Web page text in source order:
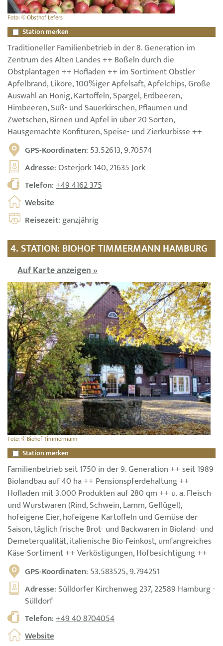
Foto: © Obsthof Lefers
Station merken
Traditioneller Familienbetrieb in der 8. Generation im
Zentrum des Alten Landes ++ Boßeln durch die
Obstplantagen ++ Hofladen ++ im Sortiment Obstler
Apfelbrand, Liköre, 100%iger Apfelsaft, Apfelchips, Große
Auswahl an Honig, Kartoffeln, Spargel, Erdbeeren,
Himbeeren, Süß- und Sauerkirschen, Pflaumen und
Zwetschen, Birnen und Äpfel in über 20 Sorten,
Hausgemachte Konfitüren, Speise- und Zierkürbisse ++
GPS-Koordinaten: 53.52613, 9.70574
Adresse: Osterjork 140, 21635 Jork
Telefon:+49 4162 375
Website
Reisezeit: ganzjährig
4. STATION: BIOHOF TIMMERMANN HAMBURG
Auf Karte anzeigen »
Foto: © Biohof Timmermann
Station merken
Familienbetrieb seit 1750 in der 9. Generation ++ seit 1989
Biolandbau auf 40 ha ++ Pensionspferdehaltung ++
Hofladen mit 3.000 Produkten auf 280 qm ++ u. a. Fleisch-
und Wurstwaren (Rind, Schwein, Lamm, Geflügel),
hofeigene Eier, hofeigene Kartoffeln und Gemüse der
Saison, täglich frische Brot- und Backwaren in Bioland- und
Demeterqualität, italienische Bio-Feinkost, umfangreiches
Käse-Sortiment ++ Verköstigungen, Hofbesichtigung ++
GPS-Koordinaten: 53.583525, 9.794251
Adresse: Sülldorfer Kirchenweg 237, 22589 Hamburg -
Sülldorf
Telefon:+49 40 8704054
Website